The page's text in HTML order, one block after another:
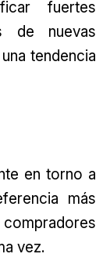
fuertes
de nuevas
tendencia
en torno a
más
vez.